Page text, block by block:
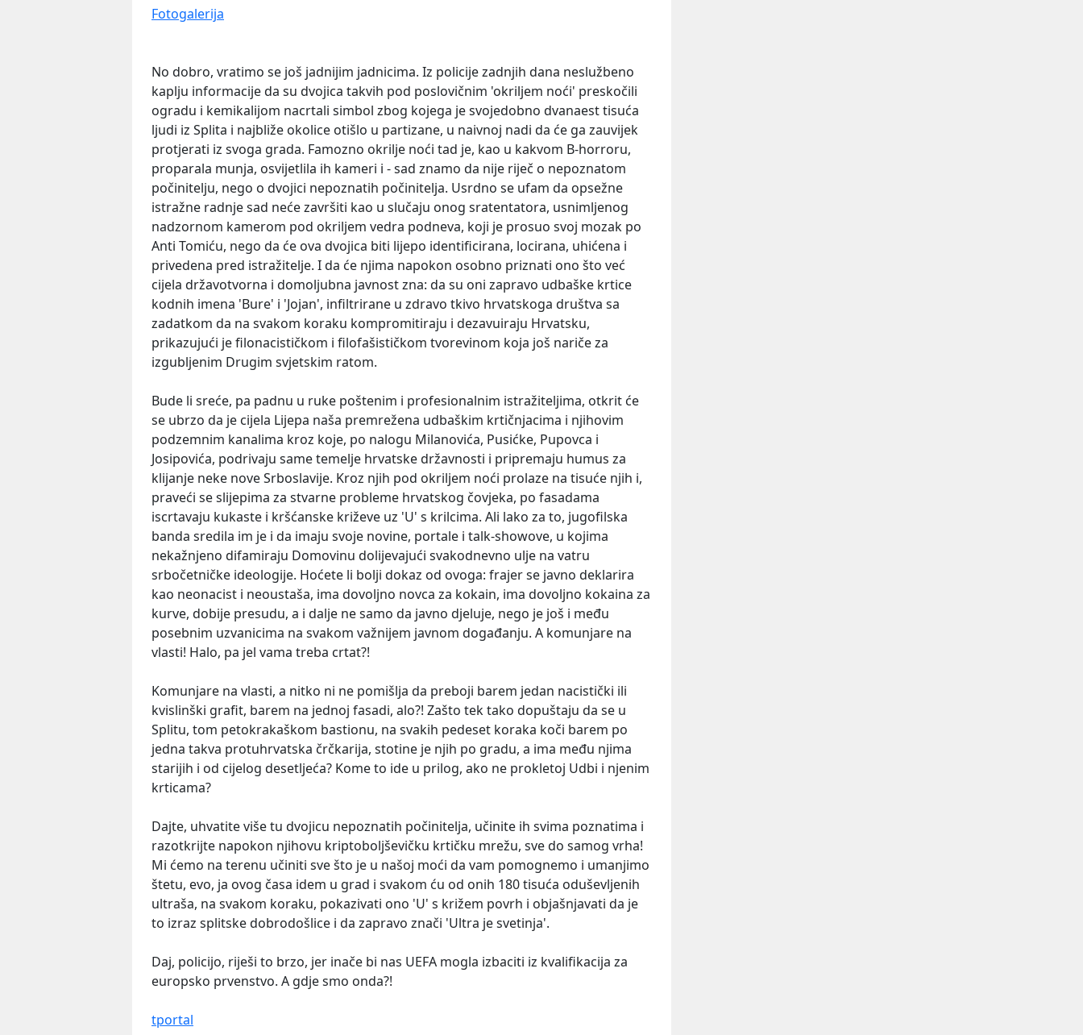
Fotogalerija
No dobro, vratimo se još jadnijim jadnicima. Iz policije zadnjih dana neslužbeno
kaplju informacije da su dvojica takvih pod poslovičnim 'okriljem noći' preskočili
ogradu i kemikalijom nacrtali simbol zbog kojega je svojedobno dvanaest tisuća
ljudi iz Splita i najbliže okolice otišlo u partizane, u naivnoj nadi da će ga zauvijek
protjerati iz svoga grada. Famozno okrilje noći tad je, kao u kakvom B-horroru,
proparala munja, osvijetlila ih kameri i - sad znamo da nije riječ o nepoznatom
počinitelju, nego o dvojici nepoznatih počinitelja. Usrdno se ufam da opsežne
istražne radnje sad neće završiti kao u slučaju onog sratentatora, usnimljenog
nadzornom kamerom pod okriljem vedra podneva, koji je prosuo svoj mozak po
Anti Tomiću, nego da će ova dvojica biti lijepo identificirana, locirana, uhićena i
privedena pred istražitelje. I da će njima napokon osobno priznati ono što već
cijela državotvorna i domoljubna javnost zna: da su oni zapravo udbaške krtice
kodnih imena 'Bure' i 'Jojan', infiltrirane u zdravo tkivo hrvatskoga društva sa
zadatkom da na svakom koraku kompromitiraju i dezavuiraju Hrvatsku,
prikazujući je filonacističkom i filofašističkom tvorevinom koja još nariče za
izgubljenim Drugim svjetskim ratom.
Bude li sreće, pa padnu u ruke poštenim i profesionalnim istražiteljima, otkrit će
se ubrzo da je cijela Lijepa naša premrežena udbaškim krtičnjacima i njihovim
podzemnim kanalima kroz koje, po nalogu Milanovića, Pusićke, Pupovca i
Josipovića, podrivaju same temelje hrvatske državnosti i pripremaju humus za
klijanje neke nove Srboslavije. Kroz njih pod okriljem noći prolaze na tisuće njih i,
praveći se slijepima za stvarne probleme hrvatskog čovjeka, po fasadama
iscrtavaju kukaste i kršćanske križeve uz 'U' s krilcima. Ali lako za to, jugofilska
banda sredila im je i da imaju svoje novine, portale i talk-showove, u kojima
nekažnjeno difamiraju Domovinu dolijevajući svakodnevno ulje na vatru
srbočetničke ideologije. Hoćete li bolji dokaz od ovoga: frajer se javno deklarira
kao neonacist i neoustaša, ima dovoljno novca za kokain, ima dovoljno kokaina za
kurve, dobije presudu, a i dalje ne samo da javno djeluje, nego je još i među
posebnim uzvanicima na svakom važnijem javnom događanju. A komunjare na
vlasti! Halo, pa jel vama treba crtat?!
Komunjare na vlasti, a nitko ni ne pomišlja da preboji barem jedan nacistički ili
kvislinški grafit, barem na jednoj fasadi, alo?! Zašto tek tako dopuštaju da se u
Splitu, tom petokrakaškom bastionu, na svakih pedeset koraka koči barem po
jedna takva protuhrvatska črčkarija, stotine je njih po gradu, a ima među njima
starijih i od cijelog desetljeća? Kome to ide u prilog, ako ne prokletoj Udbi i njenim
krticama?
Dajte, uhvatite više tu dvojicu nepoznatih počinitelja, učinite ih svima poznatima i
razotkrijte napokon njihovu kriptoboljševičku krtičku mrežu, sve do samog vrha!
Mi ćemo na terenu učiniti sve što je u našoj moći da vam pomognemo i umanjimo
štetu, evo, ja ovog časa idem u grad i svakom ću od onih 180 tisuća oduševljenih
ultraša, na svakom koraku, pokazivati ono 'U' s križem povrh i objašnjavati da je
to izraz splitske dobrodošlice i da zapravo znači 'Ultra je svetinja'.
Daj, policijo, riješi to brzo, jer inače bi nas UEFA mogla izbaciti iz kvalifikacija za
europsko prvenstvo. A gdje smo onda?!
tportal